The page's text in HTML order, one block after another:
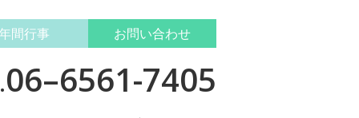
間行事 お問い合わせ
06–6561-7405